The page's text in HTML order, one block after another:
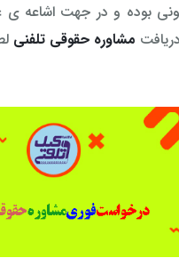
بوده و در جهت اشاعه
مشاوره حقوقی تلفنی